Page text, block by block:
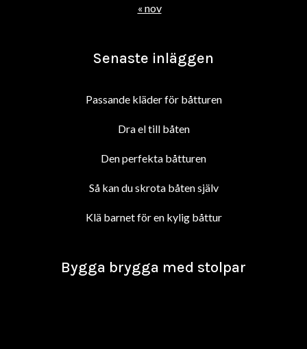
« nov
Senaste inläggen
Passande kläder för båtturen
Dra el till båten
Den perfekta båtturen
Så kan du skrota båten själv
Klä barnet för en kylig båttur
Bygga brygga med stolpar